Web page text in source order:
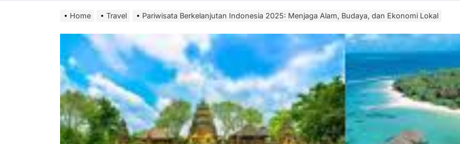
Home Travel Pariwisata Berkelanjutan Indonesia 2025: Menjaga Alam, Budaya, dan Ekonomi Lokal